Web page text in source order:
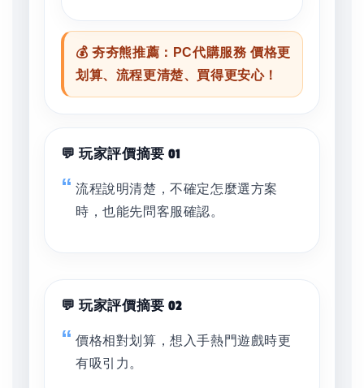
💰 夯夯熊推薦：PC代購服務 價格更
划算、流程更清楚、買得更安心！
💬 玩家評價摘要 01
流程說明清楚，不確定怎麼選方案
時，也能先問客服確認。
💬 玩家評價摘要 02
價格相對划算，想入手熱門遊戲時更
有吸引力。